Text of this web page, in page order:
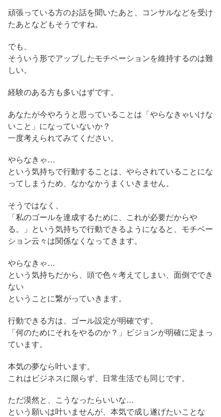
頑張っている方のお話を聞いたあと、コンサルなどを受け
たあとなどもそうですね。
でも、
そういう形でアップしたモチベーションを維持するのは難
しい。
経験のある方も多いはずです。
あなたが今やろうと思っていることは「やらなきゃいけな
いこと」になっていないか？
一度考えられてみてください。
やらなきゃ…
という気持ちで行動することは、やらされていることにな
ってしまうため、なかなかうまくいきません。
そうではなく、
「私のゴールを達成するために、これが必要だからや
る。」という気持ちで行動できるようになると、モチベー
ション云々は関係なくなってきます。
やらなきゃ…
という気持ちだから、頭で色々考えてしまい、面倒ででき
ない
ということに繋がっていきます。
行動できる方は、ゴール設定が明確です。
「何のためにそれをやるのか？」ビジョンが明確に定まっ
ています。
本気の夢なら叶います。
これはビジネスに限らず、日常生活でも同じです。
ただ漠然と、こうなったらいいな…
という願いは叶いませんが、本気で成し遂げたいことな